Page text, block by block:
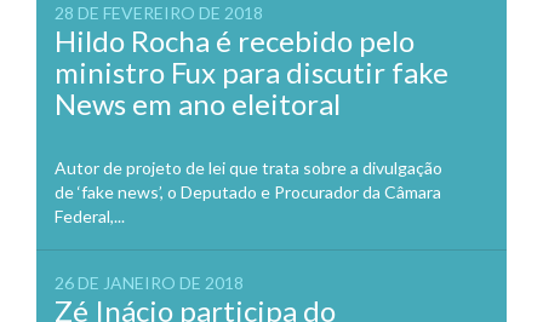
28 DE FEVEREIRO DE 2018
Hildo Rocha é recebido pelo
ministro Fux para discutir fake
News em ano eleitoral
Autor de projeto de lei que trata sobre a divulgação
de ‘fake news’, o Deputado e Procurador da Câmara
Federal,...
26 DE JANEIRO DE 2018
Zé Inácio participa do